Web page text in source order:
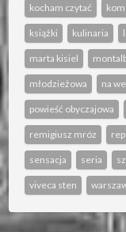
kocham czytać
książki kulinaria
marta kisiel
młodzieżowa na
powieść obyczajowa
remigiusz mróz
sensacja seria
viveca sten